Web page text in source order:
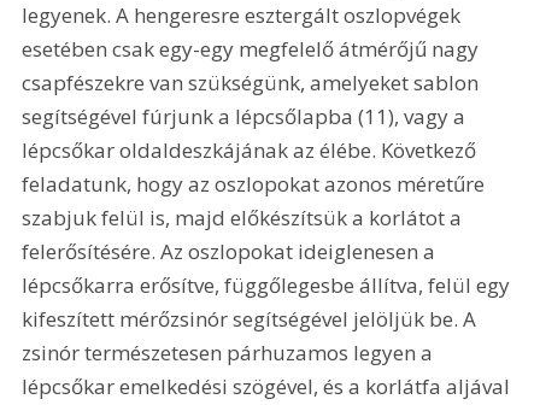
legyenek. A hengeresre esztergált oszlopvégek
esetében csak egy-egy megfelelő átmérőjű nagy
csapfészekre van szükségünk, amelyeket sablon
segítségével fúrjunk a lépcsőlapba (11), vagy a
lépcsőkar oldaldeszkájának az élébe. Következő
feladatunk, hogy az oszlopokat azonos méretűre
szabjuk felül is, majd előkészítsük a korlátot a
felerősítésére. Az oszlopokat ideiglenesen a
lépcsőkarra erősítve, függőlegesbe állítva, felül egy
kifeszített mérőzsinór segítségével jelöljük be. A
zsinór természetesen párhuzamos legyen a
lépcsőkar emelkedési szögével, és a korlátfa aljával